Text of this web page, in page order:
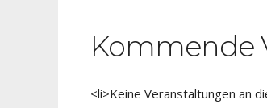
Kommende
<li>Keine Veranstaltungen an